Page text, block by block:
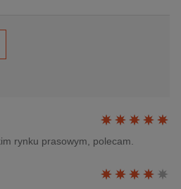
rynku prasowym, polecam.